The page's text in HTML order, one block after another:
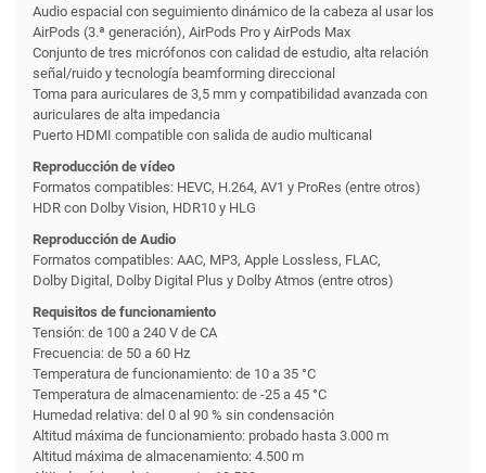
Audio espacial con seguimiento dinámico de la cabeza al usar los
AirPods (3.ª generación), AirPods Pro y AirPods Max
Conjunto de tres micrófonos con calidad de estudio, alta relación
señal/ruido y tecnología beamforming direccional
Toma para auriculares de 3,5 mm y compati­bilidad avanzada con
auriculares de alta impedancia
Puerto HDMI compatible con salida de audio multicanal
Reproducción de vídeo
Formatos compatibles: HEVC, H.264, AV1 y ProRes (entre otros)
HDR con Dolby Vision, HDR10 y HLG
Reproducción de Audio
Formatos compatibles: AAC, MP3, Apple Lossless, FLAC,
Dolby Digital, Dolby Digital Plus y Dolby Atmos (entre otros)
Requisitos de funcionamiento
Tensión: de 100 a 240 V de CA
Frecuencia: de 50 a 60 Hz
Temperatura de funcionamiento: de 10 a 35 °C
Temperatura de almacenamiento: de -25 a 45 °C
Humedad relativa: del 0 al 90 % sin condensación
Altitud máxima de funcionamiento: probado hasta 3.000 m
Altitud máxima de almacenamiento: 4.500 m